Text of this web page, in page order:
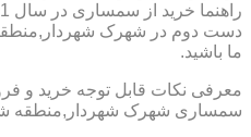
دست دوم در شهرک
ما باشید.
معرفی نکات قابل توجه خرید و
سمساری شهرک شهردار,منطقه